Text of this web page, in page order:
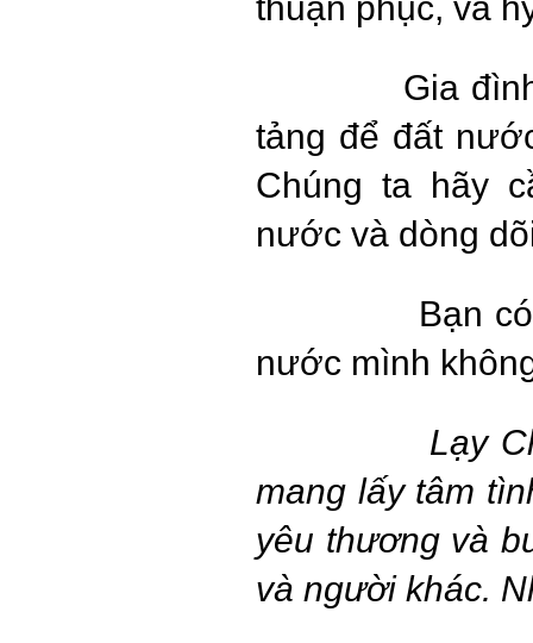
Gia
tảng để đất
Chúng ta hãy
nước và dòng
Bạn
nước mình
Lạy
mang lấy tâm
yêu thương và
và người khác.